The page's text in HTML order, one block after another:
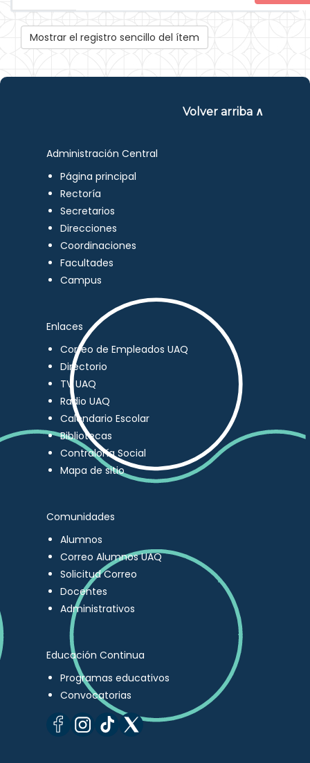
Mostrar el registro sencillo del ítem
Volver arriba ∧
Administración Central
Página principal
Rectoría
Secretarios
Direcciones
Coordinaciones
Facultades
Campus
Enlaces
Correo de Empleados UAQ
Directorio
TV UAQ
Radio UAQ
Calendario Escolar
Bibliotecas
Contraloría Social
Mapa de sitio
Comunidades
Alumnos
Correo Alumnos UAQ
Solicitud Correo
Docentes
Administrativos
Educación Continua
Programas educativos
Convocatorias